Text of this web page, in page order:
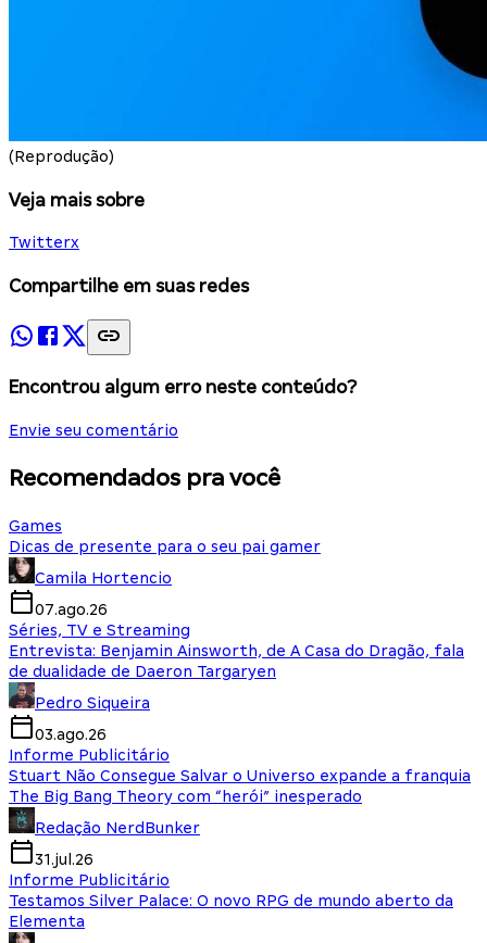
(Reprodução)
Veja mais sobre
Twitterx
Compartilhe em suas redes
Encontrou algum erro neste conteúdo?
Envie seu comentário
Recomendados pra você
Games
Dicas de presente para o seu pai gamer
Camila Hortencio
07.ago.26
Séries, TV e Streaming
Entrevista: Benjamin Ainsworth, de A Casa do Dragão, fala
de dualidade de Daeron Targaryen
Pedro Siqueira
03.ago.26
Informe Publicitário
Stuart Não Consegue Salvar o Universo expande a franquia
The Big Bang Theory com “herói” inesperado
Redação NerdBunker
31.jul.26
Informe Publicitário
Testamos Silver Palace: O novo RPG de mundo aberto da
Elementa